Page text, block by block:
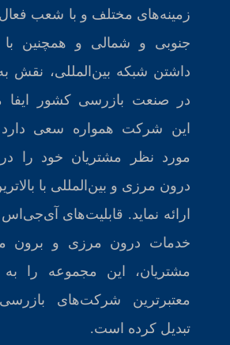
زمینه‌های مختلف و با شعب فعال
جنوبی و شمالی و همچنين با
داشتن شبکه بین‌المللی، نقش
در صنعت بازرسی كشور ايفا
این شرکت همواره سعی
مورد نظر مشتريان خود را
درون ‌مرزی و بين‌المللی با
ارائه نمايد. قابلیت‌های آی‌جی‌اس
خدمات درون مرزی و برون
مشتريان، اين مجموعه را به
معتبرترين شرکت‌های بازرسی
تبديل كرده است.